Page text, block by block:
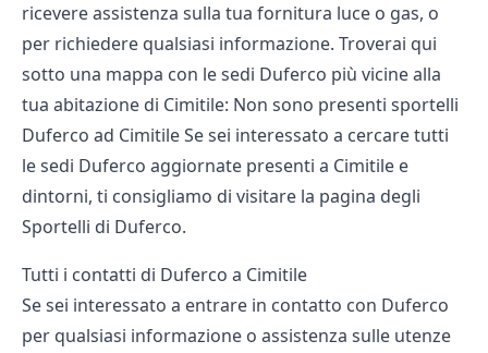
ricevere assistenza sulla tua fornitura luce o gas, o
per richiedere qualsiasi informazione. Troverai qui
sotto una mappa con le sedi Duferco più vicine alla
tua abitazione di Cimitile: Non sono presenti sportelli
Duferco ad Cimitile Se sei interessato a cercare tutti
le sedi Duferco aggiornate presenti a Cimitile e
dintorni, ti consigliamo di visitare la pagina degli
Sportelli di Duferco.
Tutti i contatti di Duferco a Cimitile
Se sei interessato a entrare in contatto con Duferco
per qualsiasi informazione o assistenza sulle utenze